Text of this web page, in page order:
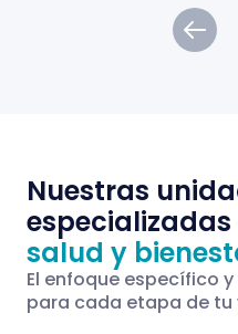
Nuestras
especializadas
salud y
El enfoque específico
para cada etapa de tu